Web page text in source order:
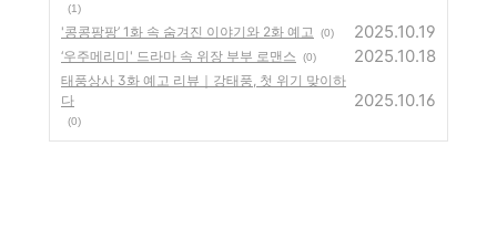
(1)
'콩콩팡팡’ 1화 속 숨겨진 이야기와 2화 예고 (0) 2025.10.19
‘우주메리미' 드라마 속 위장 부부 로맨스 (0) 2025.10.18
태풍상사 3화 예고 리뷰｜강태풍, 첫 위기 맞이하
다
(0)
2025.10.16